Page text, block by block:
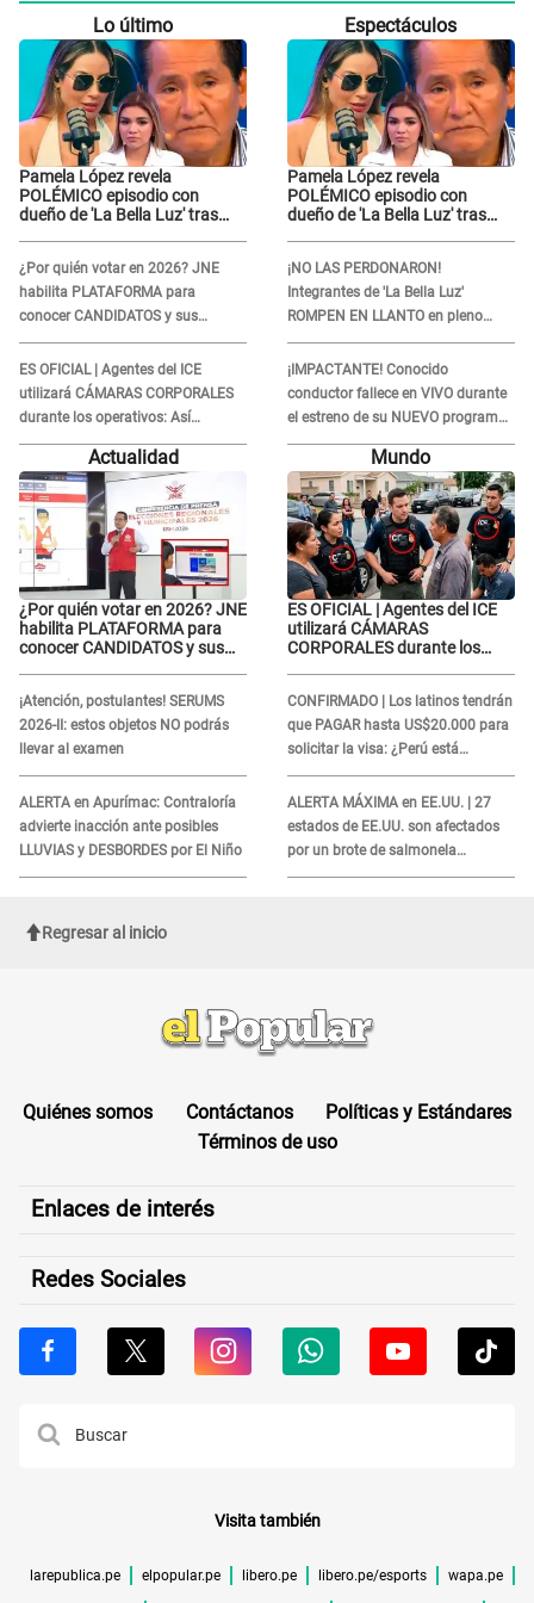
Lo último
Pamela López revela
POLÉMICO episodio con
dueño de 'La Bella Luz' tras
¿Por quién votar en 2026? JNE
habilita PLATAFORMA para
conocer CANDIDATOS y sus
propuestas
ES OFICIAL | Agentes del ICE
utilizará CÁMARAS CORPORALES
durante los operativos: Así
afectará a inmigrantes
Espectáculos
Pamela López revela
POLÉMICO episodio con
dueño de 'La Bella Luz' tras
¡NO LAS PERDONARON!
Integrantes de 'La Bella Luz'
ROMPEN EN LLANTO en pleno
concierto y reciben FUERTES
CRÍTICAS: “La víctima ...”
¡IMPACTANTE! Conocido
conductor fallece en VIVO durante
el estreno de su NUEVO programa:
así fueron sus últimos segundos al
Actualidad
¿Por quién votar en 2026? JNE
habilita PLATAFORMA para
conocer CANDIDATOS y sus
¡Atención, postulantes! SERUMS
2026-II: estos objetos NO podrás
llevar al examen
ALERTA en Apurímac: Contraloría
advierte inacción ante posibles
LLUVIAS y DESBORDES por El Niño
Mundo
ES OFICIAL | Agentes del ICE
utilizará CÁMARAS
CORPORALES durante los
CONFIRMADO | Los latinos tendrán
que PAGAR hasta US$20.000 para
solicitar la visa: ¿Perú está
incluido?
ALERTA MÁXIMA en EE.UU. | 27
estados de EE.UU. son afectados
por un brote de salmonela
relacionado a un producto MUY
Regresar al inicio
Quiénes somos Contáctanos
Políticas y Estándares
Términos de uso
Enlaces de interés
Redes Sociales
Visita también
larepublica.pe elpopular.pe libero.pe libero.pe/esports wapa.pe